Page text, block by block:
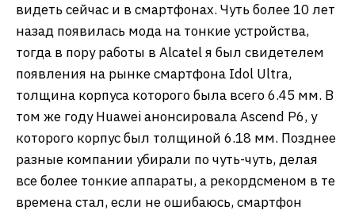
видеть сейчас и в смартфонах. Чуть более 10 лет
назад появилась мода на тонкие устройства,
тогда в пору работы в Alcatel я был свидетелем
появления на рынке смартфона Idol Ultra,
толщина корпуса которого была всего 6.45 мм. В
том же году Huawei анонсировала Ascend P6, у
которого корпус был толщиной 6.18 мм. Позднее
разные компании убирали по чуть-чуть, делая
все более тонкие аппараты, а рекордсменом в те
времена стал, если не ошибаюсь, смартфон ​​